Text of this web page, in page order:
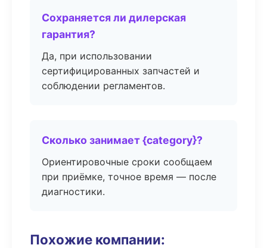
Сохраняется ли дилерская
гарантия?
Да, при использовании
сертифицированных запчастей и
соблюдении регламентов.
Сколько занимает {category}?
Ориентировочные сроки сообщаем
при приёмке, точное время — после
диагностики.
Похожие компании: